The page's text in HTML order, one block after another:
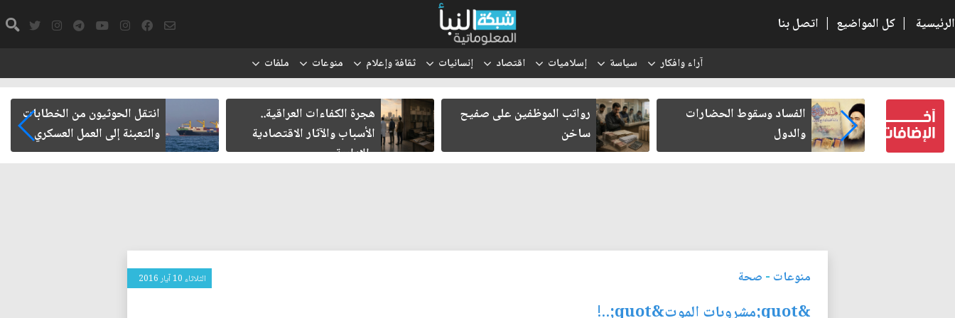
الرئيسية | كل المواضيع | اتصل بنا
آراء وافكار سياسة إسلاميات اقتصاد إنسانيات ثقافة وإعلام منوعات ملفات
كتب لنفسه
الفساد وسقوط الحضارات
والدول
رواتب الموظفين على صفيح
ساخن
هجرة الكفاءات العراقية..
الأسباب والآثار الاقتصادية
والإدارية
انتقل الحوثيون من الخطابات
والتعبئة إلى العمل العسكري
منوعات - صحة الثلاثاء 10 آيار 2016